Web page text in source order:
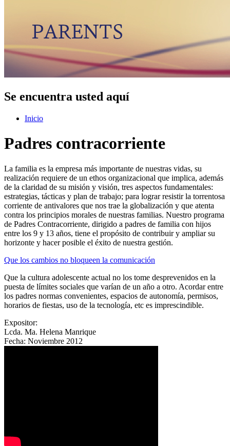
Se encuentra usted aquí
Inicio
Padres contracorriente
La familia es la empresa más importante de nuestras vidas, su
realización requiere de un ethos organizacional que implica, además
de la claridad de su misión y visión, tres aspectos fundamentales:
estrategias, tácticas y plan de trabajo; para lograr resistir la torrentosa
corriente de antivalores que nos trae la globalización y que atenta
contra los principios morales de nuestras familias. Nuestro programa
de Padres Contracorriente, dirigido a padres de familia con hijos
entre los 9 y 13 años, tiene el propósito de contribuir y ampliar su
horizonte y hacer posible el éxito de nuestra gestión.
Que los cambios no bloqueen la comunicación
Que la cultura adolescente actual no los tome desprevenidos en la
puesta de límites sociales que varían de un año a otro. Acordar entre
los padres normas convenientes, espacios de autonomía, permisos,
horarios de fiestas, uso de la tecnología, etc es imprescindible.
Expositor:
Lcda. Ma. Helena Manrique
Fecha: Noviembre 2012